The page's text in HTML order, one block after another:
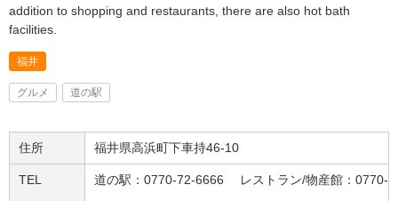
addition to shopping and restaurants, there are also hot bath
facilities.
福井
グルメ 道の駅
住所 福井県高浜町下車持46-10
TEL 道の駅：0770-72-6666 レストラン/物産館：0770-